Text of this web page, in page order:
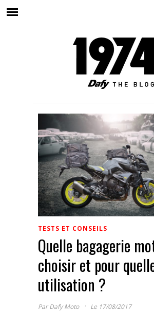
TESTS ET CONSEILS
Quelle bagagerie
choisir et pour
utilisation ?
ParDafy Moto · Le 17/08/2017